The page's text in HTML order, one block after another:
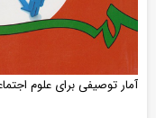
توصیفی برای علوم اجتماعی